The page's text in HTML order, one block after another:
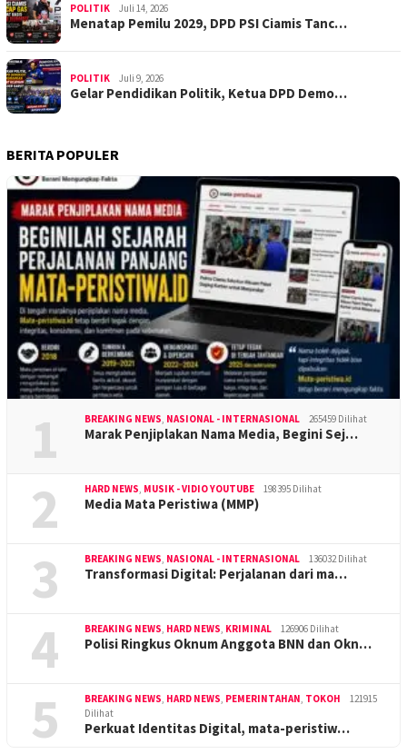
POLITIK Juli 14, 2026
Menatap Pemilu 2029, DPD PSI Ciamis Tanc…
POLITIK Juli 9, 2026
Gelar Pendidikan Politik, Ketua DPD Demo…
BERITA POPULER
1 BREAKING NEWS, NASIONAL - INTERNASIONAL 265459 Dilihat
Marak Penjiplakan Nama Media, Begini Sej…
2 HARD NEWS, MUSIK - VIDIO YOUTUBE 198395 Dilihat
Media Mata Peristiwa (MMP)
3 BREAKING NEWS, NASIONAL - INTERNASIONAL 136032 Dilihat
Transformasi Digital: Perjalanan dari ma…
4 BREAKING NEWS, HARD NEWS, KRIMINAL 126906 Dilihat
Polisi Ringkus Oknum Anggota BNN dan Okn…
5 BREAKING NEWS, HARD NEWS, PEMERINTAHAN, TOKOH
121915
Dilihat
Perkuat Identitas Digital, mata-peristiw…